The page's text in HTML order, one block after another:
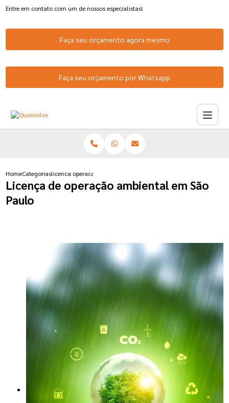
Entre em contato com um de nossos especialistas!
Faça seu orçamento agora mesmo
Faça seu orçamento por Whatsapp
HomeCategoriaslicenca operacao ambiental sao paulo
Licença de operação ambiental em São
Paulo